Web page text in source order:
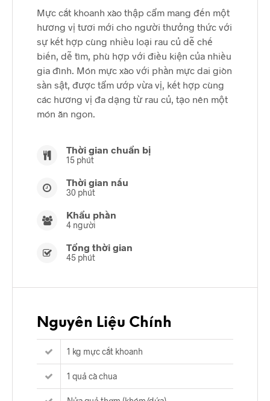
Mực cắt khoanh xào thập cẩm mang đến một
hương vị tươi mới cho người thưởng thức với
sự kết hợp cùng nhiều loại rau củ dễ chế
biến, dễ tìm, phù hợp với điều kiện của nhiều
gia đình. Món mực xào với phần mực dai giòn
sần sật, được tẩm ướp vừa vị, kết hợp cùng
các hương vị đa dạng từ rau củ, tạo nên một
món ăn ngon.
Thời gian chuẩn bị
15 phút
Thời gian nấu
30 phút
Khẩu phần
4 người
Tổng thời gian
45 phút
Nguyên Liệu Chính
1 kg mực cắt khoanh
1 quả cà chua